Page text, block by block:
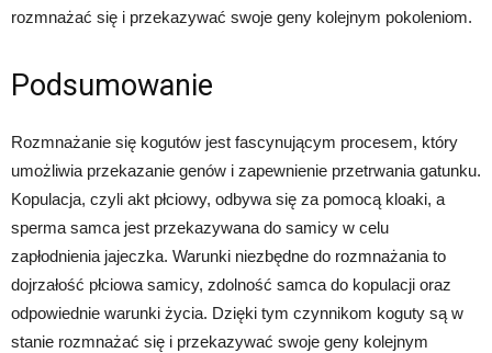
rozmnażać się i przekazywać swoje geny kolejnym pokoleniom.
Podsumowanie
Rozmnażanie się kogutów jest fascynującym procesem, który
umożliwia przekazanie genów i zapewnienie przetrwania gatunku.
Kopulacja, czyli akt płciowy, odbywa się za pomocą kloaki, a
sperma samca jest przekazywana do samicy w celu
zapłodnienia jajeczka. Warunki niezbędne do rozmnażania to
dojrzałość płciowa samicy, zdolność samca do kopulacji oraz
odpowiednie warunki życia. Dzięki tym czynnikom koguty są w
stanie rozmnażać się i przekazywać swoje geny kolejnym